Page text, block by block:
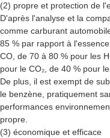
(2) propre et protection de
D'après l'analyse et la
comme carburant
85 % par rapport à
CO, de 70 à 80 % pour les
pour le CO₂, de 40 % pour
De plus, il est exempt de
le benzène, pratiquement
performances
propre.
(3) économique et efficace